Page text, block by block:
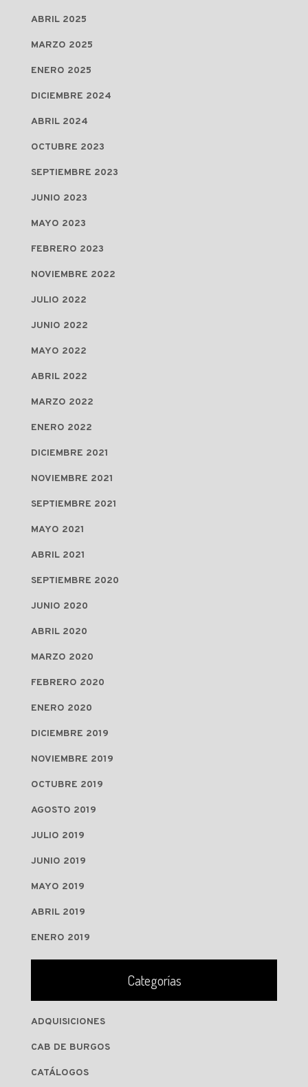
ABRIL 2025
MARZO 2025
ENERO 2025
DICIEMBRE 2024
ABRIL 2024
OCTUBRE 2023
SEPTIEMBRE 2023
JUNIO 2023
MAYO 2023
FEBRERO 2023
NOVIEMBRE 2022
JULIO 2022
JUNIO 2022
MAYO 2022
ABRIL 2022
MARZO 2022
ENERO 2022
DICIEMBRE 2021
NOVIEMBRE 2021
SEPTIEMBRE 2021
MAYO 2021
ABRIL 2021
SEPTIEMBRE 2020
JUNIO 2020
ABRIL 2020
MARZO 2020
FEBRERO 2020
ENERO 2020
DICIEMBRE 2019
NOVIEMBRE 2019
OCTUBRE 2019
AGOSTO 2019
JULIO 2019
JUNIO 2019
MAYO 2019
ABRIL 2019
ENERO 2019
Categorías
ADQUISICIONES
CAB DE BURGOS
CATÁLOGOS